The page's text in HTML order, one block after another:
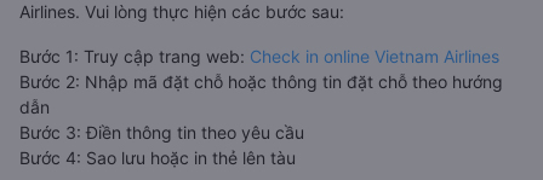
Airlines. Vui lòng thực hiện các bước sau:
Bước 1: Truy cập trang web: Check in online Vietnam Airlines
Bước 2: Nhập mã đặt chỗ hoặc thông tin đặt chỗ theo hướng
dẫn
Bước 3: Điền thông tin theo yêu cầu
Bước 4: Sao lưu hoặc in thẻ lên tàu